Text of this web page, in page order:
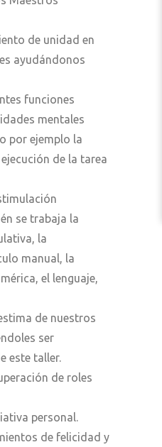
de unidad en
ayudándonos
funciones
mentales
por ejemplo la
de la tarea
se trabaja la
la
manual, la
el lenguaje,
de nuestros
ser
este taller.
de roles
personal.
de felicidad y